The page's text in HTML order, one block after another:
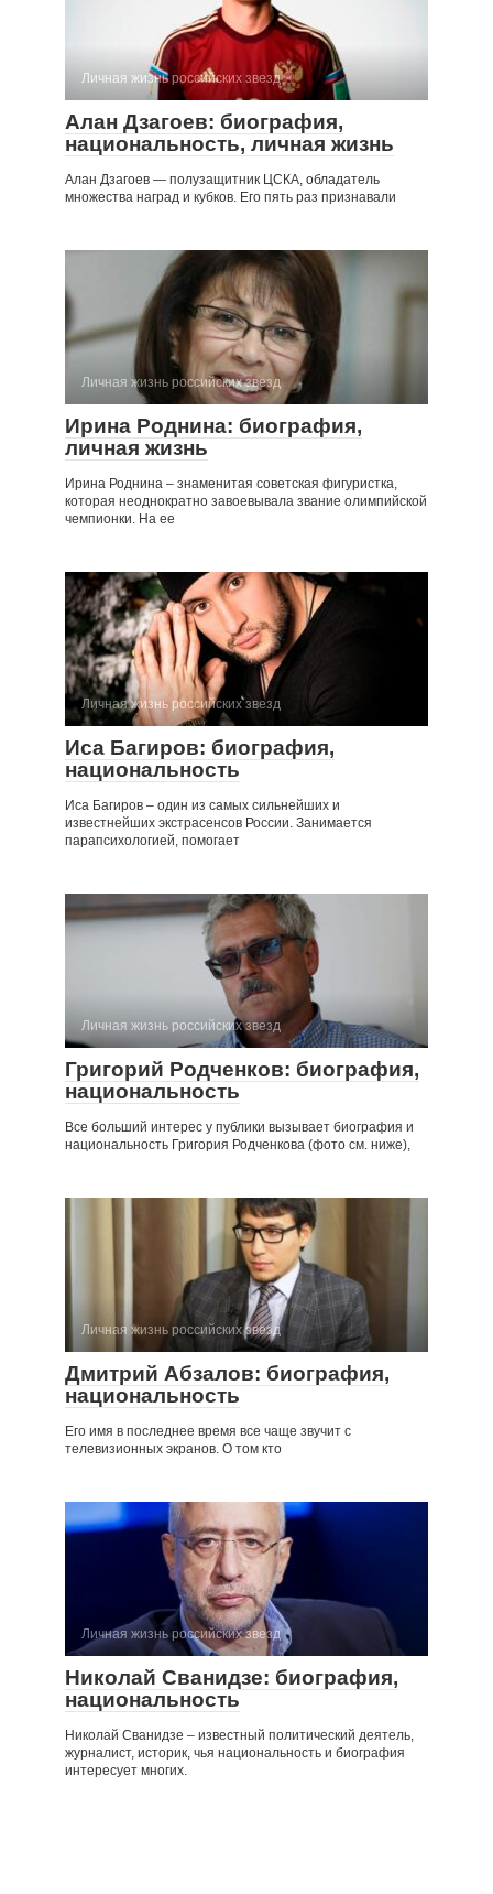
Личная жизнь российских звезд
Алан Дзагоев: биография,
национальность, личная жизнь
Алан Дзагоев — полузащитник ЦСКА, обладатель
множества наград и кубков. Его пять раз признавали
Личная жизнь российских звезд
Ирина Роднина: биография,
личная жизнь
Ирина Роднина – знаменитая советская фигуристка,
которая неоднократно завоевывала звание олимпийской
чемпионки. На ее
Личная жизнь российских звезд
Иса Багиров: биография,
национальность
Иса Багиров – один из самых сильнейших и
известнейших экстрасенсов России. Занимается
парапсихологией, помогает
Личная жизнь российских звезд
Григорий Родченков: биография,
национальность
Все больший интерес у публики вызывает биография и
национальность Григория Родченкова (фото​ см. ниже),
Личная жизнь российских звезд
Дмитрий Абзалов: биография,
национальность
Его имя в последнее время все чаще звучит с
телевизионных экранов. О том кто
Личная жизнь российских звезд
Николай Сванидзе: биография,
национальность
Николай Сванидзе – известный политический деятель,
журналист, историк, чья национальность и биография
интересует многих.